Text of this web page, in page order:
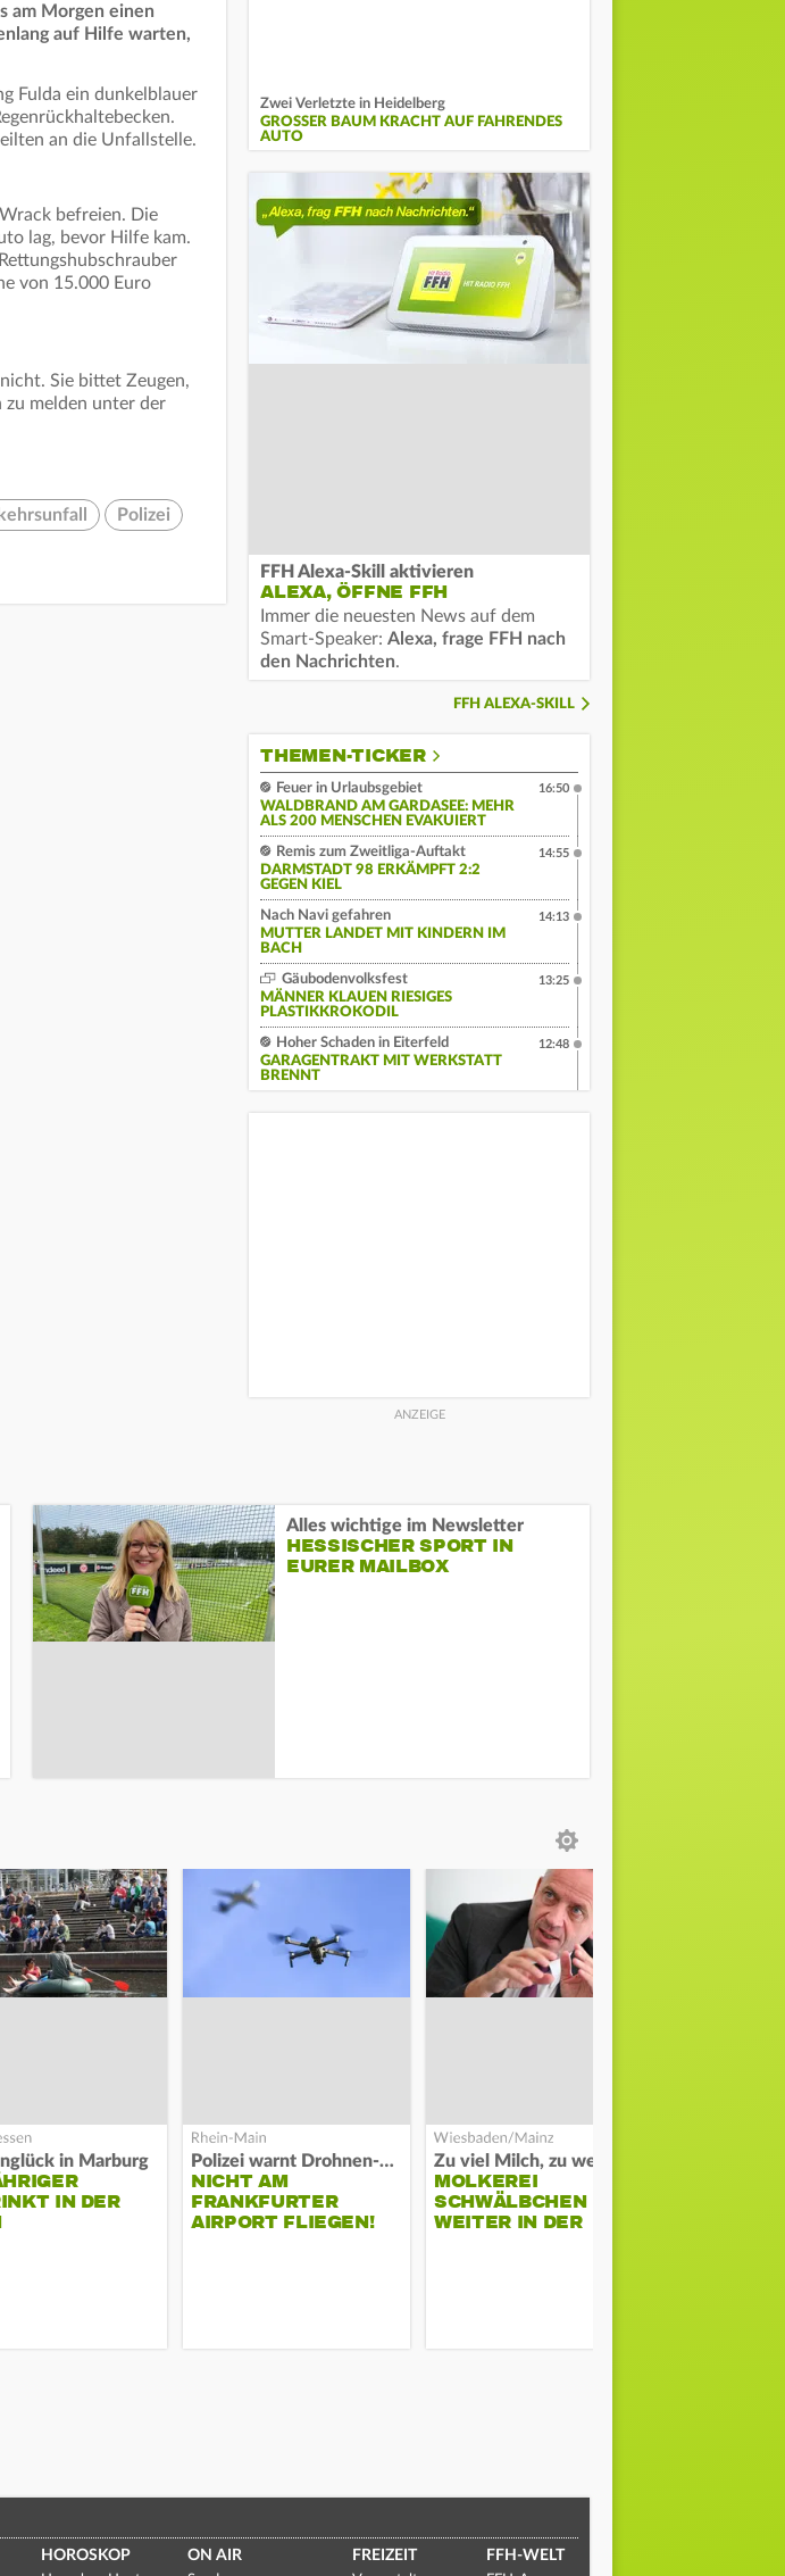
am Morgen einen
auf Hilfe warten,
Fulda ein dunkelblauer
an die Unfallstelle.
befreien. Die
lag, bevor Hilfe kam.
von 15.000 Euro
Sie bittet Zeugen,
zu melden unter der
Polizei
Zwei Verletzte in Heidelberg
GROSSER BAUM KRACHT AUF FAHRENDES A
UTO
FFH Alexa-Skill aktivieren
ALEXA, ÖFFNE FFH
Immer die neuesten News auf dem
Smart-Speaker: Alexa, frage FFH nach
den Nachrichten.
FFH ALEXA-SKILL
THEMEN-TICKER
Feuer in Urlaubsgebiet
WALDBRAND AM GARDASEE: MEHR
ALS 200 MENSCHEN EVAKUIERT
16:50
Remis zum Zweitliga-Auftakt
DARMSTADT 98 ERKÄMPFT 2:2
GEGEN KIEL
14:55
Nach Navi gefahren
MUTTER LANDET MIT KINDERN IM
BACH
14:13
Gäubodenvolksfest
MÄNNER KLAUEN RIESIGES
PLASTIKKROKODIL
13:25
Hoher Schaden in Eiterfeld
GARAGENTRAKT MIT WERKSTATT
BRENNT
12:48
Alles wichtige im Newsletter
HESSISCHER SPORT IN
EURER MAILBOX
in Marburg
IN DER
Polizei warnt Drohnen-Besitzer
NICHT AM
FRANKFURTER
AIRPORT FLIEGEN!
MOLKEREI
SCHWÄLBCHEN
WEITER IN DER
HOROSKOP ON AIR FREIZEIT FFH-WELT